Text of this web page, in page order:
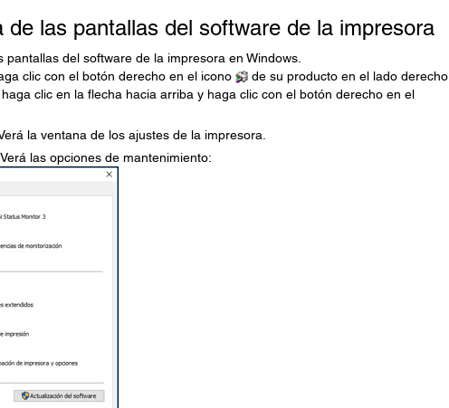
de las pantallas del software de la impresora
del software de la impresora en Windows.
clic con el botón derecho en el icono
de su producto en el lado derecho
clic en la flecha hacia arriba y haga clic con el botón derecho en el
la ventana de los ajustes de la impresora.
las opciones de mantenimiento: